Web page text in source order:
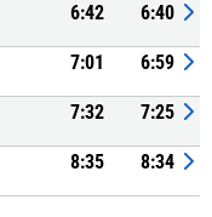
6:42 6:40
7:01 6:59
7:32 7:25
8:35 8:34